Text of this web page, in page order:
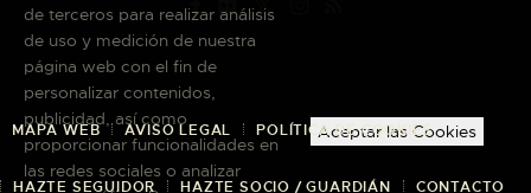
MAPA WEB AVISO LEGAL POLÍTICA DE COOKIES
HAZTE SEGUIDOR HAZTE SOCIO / GUARDIÁN CONTACTO
de terceros para realizar análisis
de uso y medición de nuestra
página web con el fin de
personalizar contenidos,
publicidad, así como
proporcionar funcionalidades en
las redes sociales o analizar
Aceptar las Cookies